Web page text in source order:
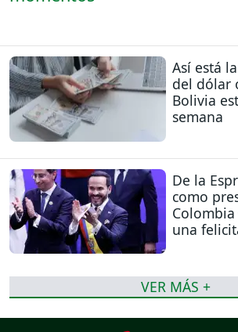
Así está
del dólar
Bolivia
semana
De la
como
Colombia
una
VER MÁS +